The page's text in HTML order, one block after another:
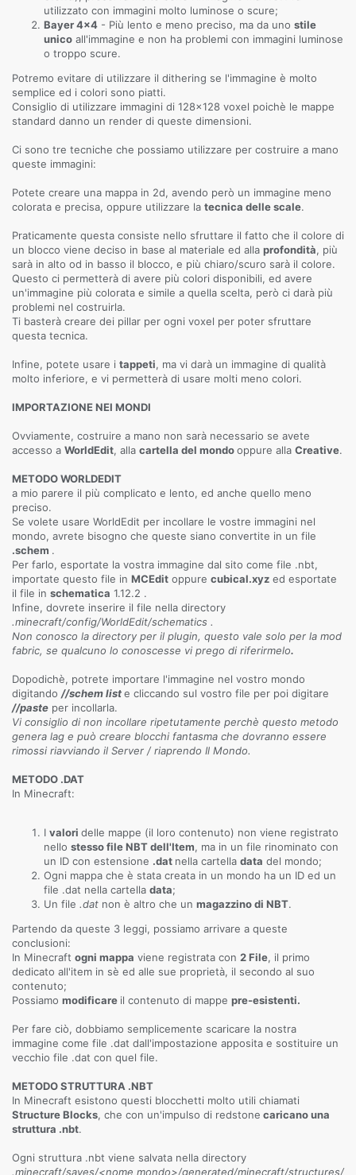
utilizzato con immagini molto luminose o scure;
Bayer 4x4 - Più lento e meno preciso, ma da uno stile
unico all'immagine e non ha problemi con immagini luminose
o troppo scure.
Potremo evitare di utilizzare il dithering se l'immagine è molto
semplice ed i colori sono piatti.
Consiglio di utilizzare immagini di 128x128 voxel poichè le mappe
standard danno un render di queste dimensioni.
Ci sono tre tecniche che possiamo utilizzare per costruire a mano
queste immagini:
Potete creare una mappa in 2d, avendo però un immagine meno
colorata e precisa, oppure utilizzare la tecnica delle scale.
Praticamente questa consiste nello sfruttare il fatto che il colore di
un blocco viene deciso in base al materiale ed alla profondità, più
sarà in alto od in basso il blocco, e più chiaro/scuro sarà il colore.
Questo ci permetterà di avere più colori disponibili, ed avere
un'immagine più colorata e simile a quella scelta, però ci darà più
problemi nel costruirla.
Ti basterà creare dei pillar per ogni voxel per poter sfruttare
questa tecnica.
Infine, potete usare i tappeti, ma vi darà un immagine di qualità
molto inferiore, e vi permetterà di usare molti meno colori.
IMPORTAZIONE NEI MONDI
Ovviamente, costruire a mano non sarà necessario se avete
accesso a WorldEdit, alla cartella del mondooppure alla Creative.
METODO WORLDEDIT
a mio parere il più complicato e lento, ed anche quello meno
preciso.
Se volete usare WorldEdit per incollare le vostre immagini nel
mondo, avrete bisogno che queste siano convertite in un file
.schem .
Per farlo, esportate la vostra immagine dal sito come file .nbt,
importate questo file in MCEdit oppure cubical.xyz ed esportate
il file in schematica 1.12.2 .
Infine, dovrete inserire il file nella directory
.minecraft/config/WorldEdit/schematics .
Non conosco la directory per il plugin, questo vale solo per la mod
fabric, se qualcuno lo conoscesse vi prego di riferirmelo.
Dopodichè, potrete importare l'immagine nel vostro mondo
digitando //schem liste cliccando sul vostro file per poi digitare
//paste per incollarla.
Vi consiglio di non incollare ripetutamente perchè questo metodo
genera lag e può creare blocchi fantasma che dovranno essere
rimossi riavviando il Server / riaprendo Il Mondo.
METODO .DAT
In Minecraft:
I valori delle mappe (il loro contenuto) non viene registrato
nello stesso file NBT dell'Item, ma in un file rinominato con
un ID con estensione .dat nella cartella data del mondo;
Ogni mappa che è stata creata in un mondo ha un ID ed un
file .dat nella cartella data;
Un file .dat non è altro che un magazzino di NBT.
Partendo da queste 3 leggi, possiamo arrivare a queste
conclusioni:
In Minecraft ogni mappa viene registrata con 2 File, il primo
dedicato all'item in sè ed alle sue proprietà, il secondo al suo
contenuto;
Possiamo modificare il contenuto di mappe pre-esistenti.
Per fare ciò, dobbiamo semplicemente scaricare la nostra
immagine come file .dat dall'impostazione apposita e sostituire un
vecchio file .dat con quel file.
METODO STRUTTURA .NBT
In Minecraft esistono questi blocchetti molto utili chiamati
Structure Blocks, che con un'impulso di redstone caricano una
struttura .nbt.
Ogni struttura .nbt viene salvata nella directory
.minecraft/saves/<nome mondo>/generated/minecraft/structures/